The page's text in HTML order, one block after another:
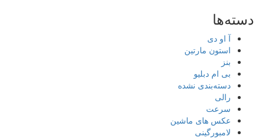
دسته‌ها
آ او دی
استون مارتین
بنز
بی ام دبلیو
دسته‌بندی نشده
رالی
سرعت
عکس های ماشین
لامبورگینی